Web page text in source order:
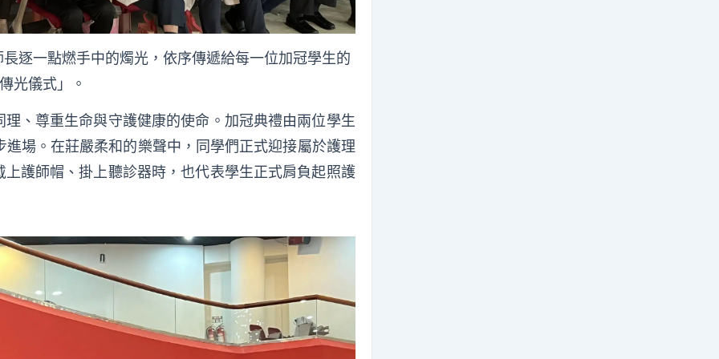
逐一點燃手中的燭光，依序傳遞給每一位加冠學生的
光儀式」。
、 尊重生命與守護健康的使命。 加冠典禮由兩位學生
場。在莊嚴柔和的樂聲中， 同學們正式迎接屬於護理
護師帽、掛上聽診器時，也代表學生正式肩負起照護